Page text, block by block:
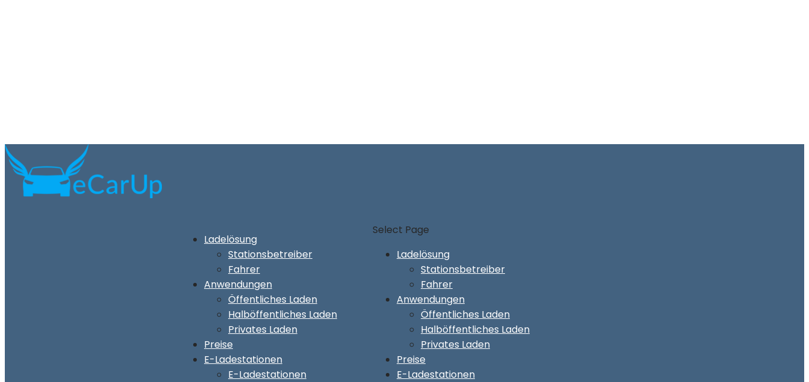
Ladelösung
Stationsbetreiber
Fahrer
Anwendungen
Öffentliches Laden
Halböffentliches Laden
Privates Laden
Preise
E-Ladestationen
E-Ladestationen
Select Page
Ladelösung
Stationsbetreiber
Fahrer
Anwendungen
Öffentliches Laden
Halböffentliches Laden
Privates Laden
Preise
E-Ladestationen